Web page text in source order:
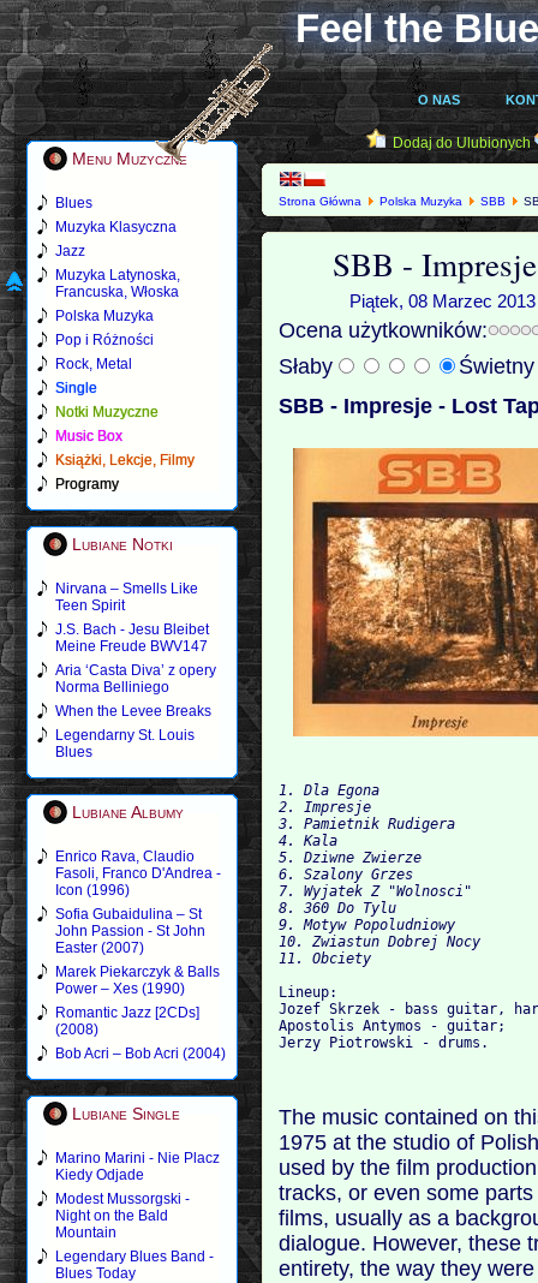
Feel the
O NAS
Menu Muzyczne
Blues
Muzyka Klasyczna
Jazz
Muzyka Latynoska,
Francuska, Włoska
Polska Muzyka
Pop i Różności
Rock, Metal
Single
Notki Muzyczne
Music Box
Książki, Lekcje, Filmy
Programy
Lubiane Notki
Nirvana – Smells Like
Teen Spirit
J.S. Bach - Jesu Bleibet
Meine Freude BWV147
Aria ‘Casta Diva’ z opery
Norma Belliniego
When the Levee Breaks
Legendarny St. Louis
Blues
Lubiane Albumy
Enrico Rava, Claudio
Fasoli, Franco D'Andrea -
Icon (1996)
Sofia Gubaidulina – St
John Passion - St John
Easter (2007)
Marek Piekarczyk & Balls
Power – Xes (1990)
Romantic Jazz [2CDs]
(2008)
Bob Acri – Bob Acri (2004)
Lubiane Single
Marino Marini - Nie Placz
Kiedy Odjade
Modest Mussorgski -
Night on the Bald
Mountain
Legendary Blues Band -
Blues Today
Dodaj do Ulubionych
Strona Główna Polska Muzyka SBB
SBB -
Piątek, 08 Marzec
Ocena użytkowników:
Słaby
SBB - Impresje - Lost
1. Dla Egona
2. Impresje
3. Pamietnik Rudigera
4. Kala
5. Dziwne Zwierze
6. Szalony Grzes
7. Wyjatek Z "Wolnosci"
8. 360 Do Tylu
9. Motyw Popoludniowy
10. Zwiastun Dobrej Nocy
Lineup:
Jozef Skrzek - bass guitar,
Apostolis Antymos - guitar;
The music contained on
1975 at the studio of
used by the film
tracks, or even some
films, usually as a
dialogue. However, these
entirety, the way they